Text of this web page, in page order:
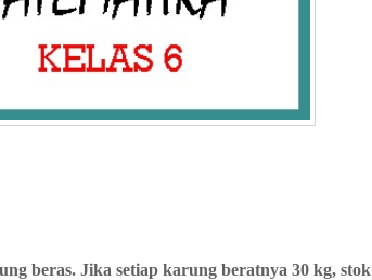
beras. Jika setiap karung beratnya 30 kg, stok